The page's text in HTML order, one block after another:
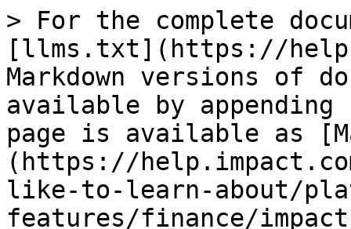
> For the complete
[llms.txt](https://
Markdown versions of
available by
page is available as
(https://
like-to-learn-about/
features/finance/